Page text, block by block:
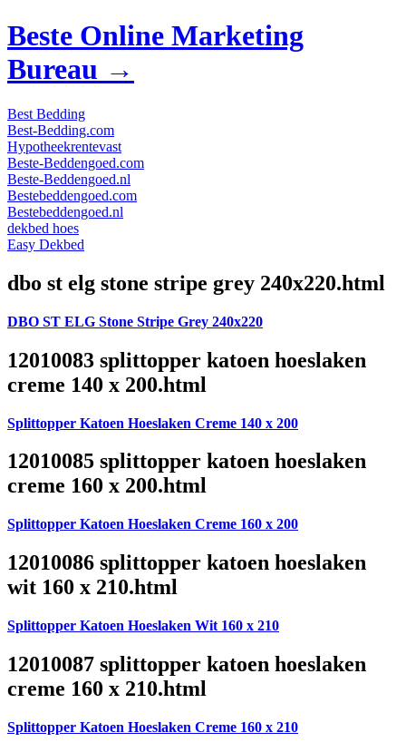
Beste Online Marketing
Bureau →
Best Bedding
Best-Bedding.com
Hypotheekrentevast
Beste-Beddengoed.com
Beste-Beddengoed.nl
Bestebeddengoed.com
Bestebeddengoed.nl
dekbed hoes
Easy Dekbed
dbo st elg stone stripe grey 240x220.html
DBO ST ELG Stone Stripe Grey 240x220
12010083 splittopper katoen hoeslaken
creme 140 x 200.html
Splittopper Katoen Hoeslaken Creme 140 x 200
12010085 splittopper katoen hoeslaken
creme 160 x 200.html
Splittopper Katoen Hoeslaken Creme 160 x 200
12010086 splittopper katoen hoeslaken
wit 160 x 210.html
Splittopper Katoen Hoeslaken Wit 160 x 210
12010087 splittopper katoen hoeslaken
creme 160 x 210.html
Splittopper Katoen Hoeslaken Creme 160 x 210